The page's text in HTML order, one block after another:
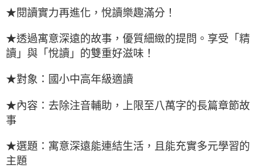
★閱讀實力再進化，悅讀樂趣滿分！
★透過寓意深遠的故事，優質細緻的提問。享受「精
讀」與「悅讀」的雙重好滋味！
★對象：國小中高年級適讀
★內容：去除注音輔助，上限至八萬字的長篇章節故
事
★選題：寓意深遠能連結生活，且能充實多元學習的
主題